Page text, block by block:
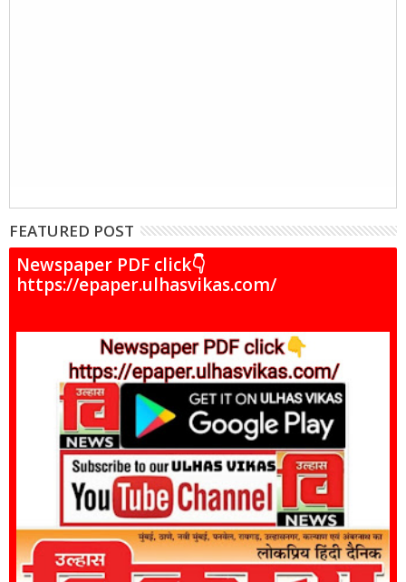
FEATURED POST
Newspaper PDF click👇
https://epaper.ulhasvikas.com/